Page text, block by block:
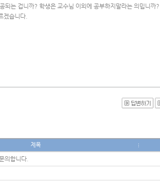
되는 겁니까? 학생은 교수님 이외에 공부하지말라는 의밉니까?
겠습니다.
제목
의합니다.